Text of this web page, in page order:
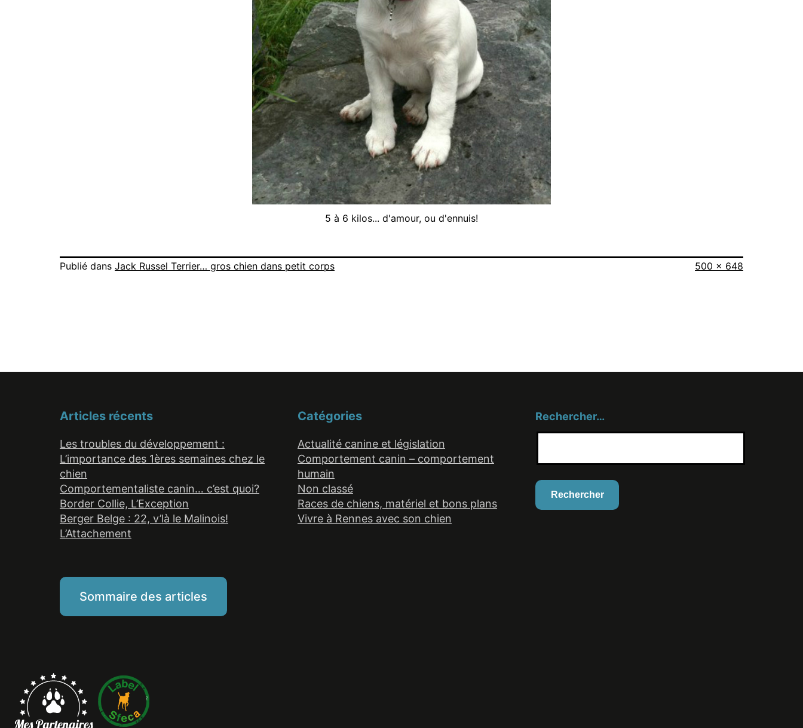
5 à 6 kilos... d'amour, ou d'ennuis!
Publié dans Jack Russel Terrier… gros chien dans petit corps
Taille
500 × 648
Articles récents
Les troubles du développement :
L’importance des 1ères semaines chez le
chien
Comportementaliste canin… c’est quoi?
Border Collie, L’Exception
Berger Belge : 22, v’là le Malinois!
L’Attachement
Catégories
Actualité canine et législation
Comportement canin – comportement
humain
Non classé
Races de chiens, matériel et bons plans
Vivre à Rennes avec son chien
Rechercher…
Sommaire des articles